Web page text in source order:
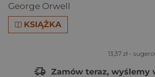
George Orwell
KSIĄŻKA
13,37 zł -
Zamów teraz, wyślemy